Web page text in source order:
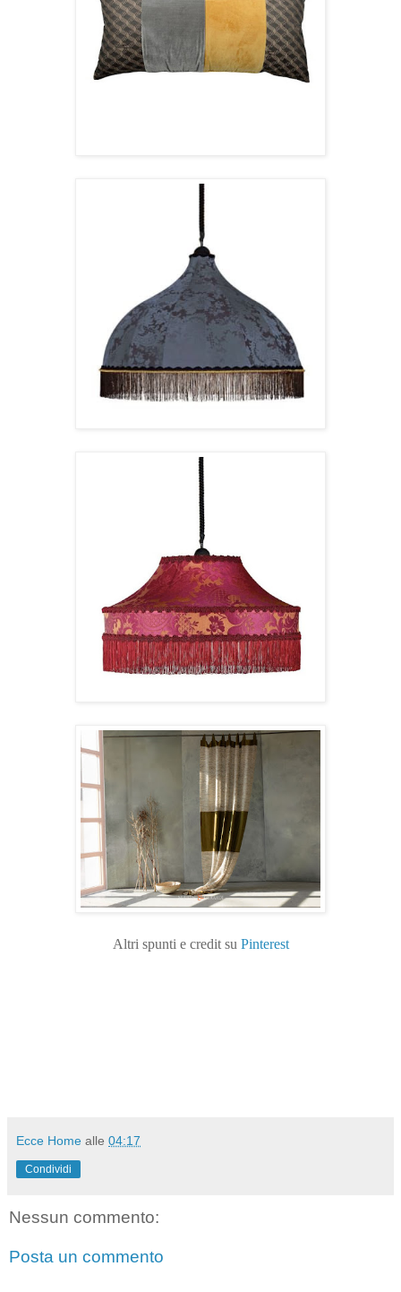
Altri spunti e credit su Pinterest
Ecce Home alle 04:17
Condividi
Nessun commento:
Posta un commento